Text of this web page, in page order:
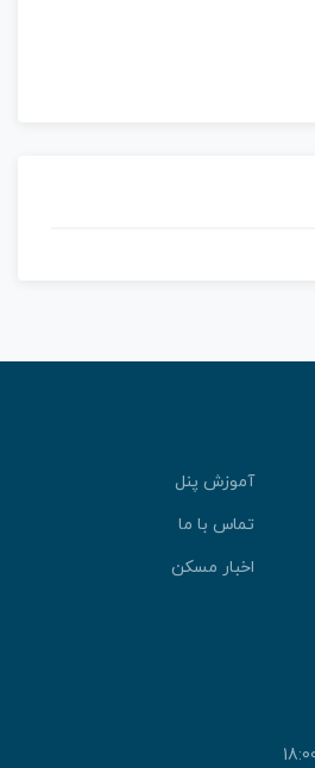
آموزش پنل
تماس با ما
اخبار مسکن